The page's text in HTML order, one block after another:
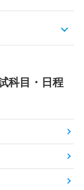
科目・日程